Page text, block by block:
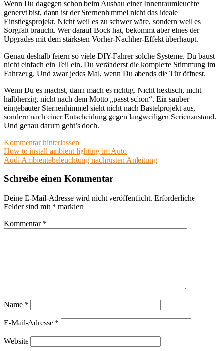
Wenn Du dagegen schon beim Ausbau einer Innenraumleuchte
genervt bist, dann ist der Sternenhimmel nicht das ideale
Einstiegsprojekt. Nicht weil es zu schwer wäre, sondern weil es
Sorgfalt braucht. Wer darauf Bock hat, bekommt aber eines der
Upgrades mit dem stärksten Vorher-Nachher-Effekt überhaupt.
Genau deshalb feiern so viele DIY-Fahrer solche Systeme. Du baust
nicht einfach ein Teil ein. Du veränderst die komplette Stimmung im
Fahrzeug. Und zwar jedes Mal, wenn Du abends die Tür öffnest.
Wenn Du es machst, dann mach es richtig. Nicht hektisch, nicht
halbherzig, nicht nach dem Motto „passt schon“. Ein sauber
eingebauter Sternenhimmel sieht nicht nach Bastelprojekt aus,
sondern nach einer Entscheidung gegen langweiligen Serienzustand.
Und genau darum geht’s doch.
Kommentar hinterlassen
Beitragsnavigation
How to install ambient lighting im Auto
Audi Ambientebeleuchtung nachrüsten Anleitung
Schreibe einen Kommentar
Deine E-Mail-Adresse wird nicht veröffentlicht. Erforderliche
Felder sind mit * markiert
Kommentar *
Name *
E-Mail-Adresse *
Website